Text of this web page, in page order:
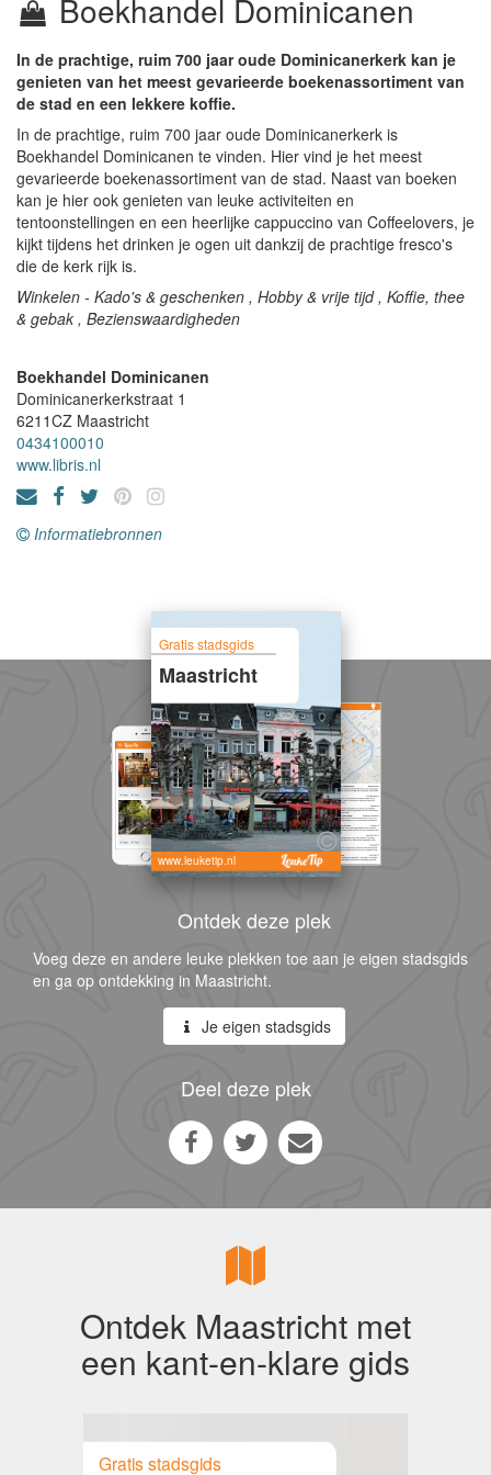
Boekhandel Dominicanen
In de prachtige, ruim 700 jaar oude Dominicanerkerk kan je
genieten van het meest gevarieerde boekenassortiment van
de stad en een lekkere koffie.
In de prachtige, ruim 700 jaar oude Dominicanerkerk is
Boekhandel Dominicanen te vinden. Hier vind je het meest
gevarieerde boekenassortiment van de stad. Naast van boeken
kan je hier ook genieten van leuke activiteiten en
tentoonstellingen en een heerlijke cappuccino van Coffeelovers, je
kijkt tijdens het drinken je ogen uit dankzij de prachtige fresco's
die de kerk rijk is.
Winkelen - Kado's & geschenken , Hobby & vrije tijd , Koffie, thee
& gebak , Bezienswaardigheden
Boekhandel Dominicanen
Dominicanerkerkstraat 1
6211CZ Maastricht
0434100010
www.libris.nl
Informatiebronnen
Gratis stadsgids
Maastricht
www.leuketip.nl
Ontdek deze plek
Voeg deze en andere leuke plekken toe aan je eigen stadsgids
en ga op ontdekking in Maastricht.
Je eigen stadsgids
Deel deze plek
Ontdek Maastricht met
een kant-en-klare gids
Gratis stadsgids